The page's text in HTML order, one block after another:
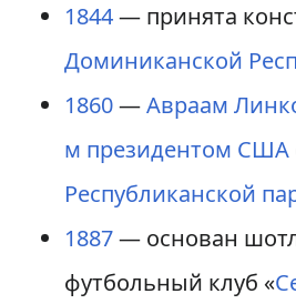
1844— принята
Доминиканской
1860—Авраам
м президентом США
Республиканской
1887— основан
футбольный клуб «